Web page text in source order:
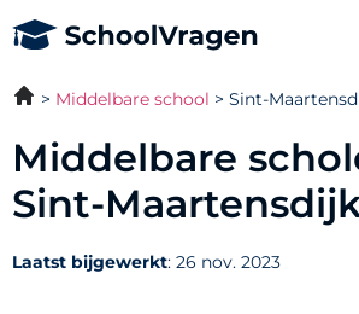
Middelbare school Sint-
Middelbare
Sint-
Laatst bijgewerkt: 26 nov. 2023